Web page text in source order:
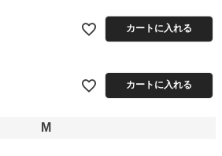
カートに入れる
カートに入れる
M